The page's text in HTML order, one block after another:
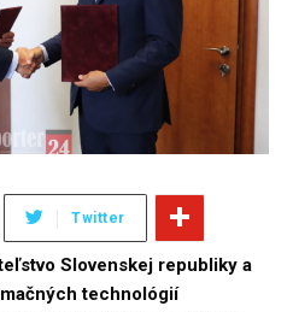
Twitter
Slovenskej republiky a
technológií